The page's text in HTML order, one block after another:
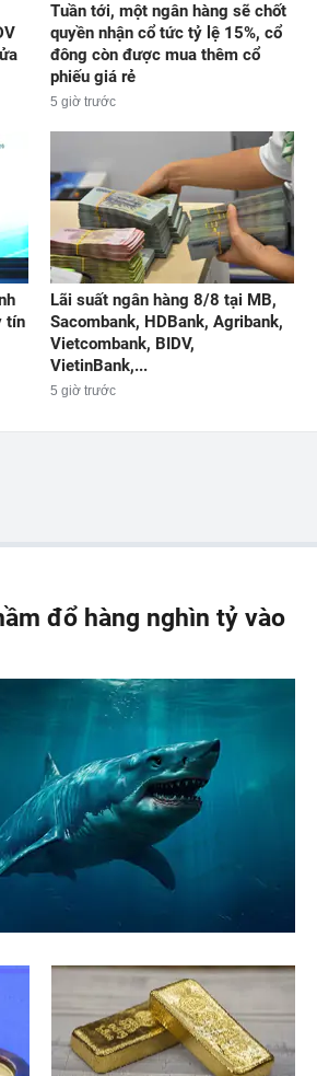
Tuần tới, một ngân hàng sẽ chốt
quyền nhận cổ tức tỷ lệ 15%, cổ
đông còn được mua thêm cổ
phiếu giá rẻ
5 giờ trước
tín
Lãi suất ngân hàng 8/8 tại MB,
Sacombank, HDBank, Agribank,
Vietcombank, BIDV,
VietinBank,...
5 giờ trước
đổ hàng nghìn tỷ vào